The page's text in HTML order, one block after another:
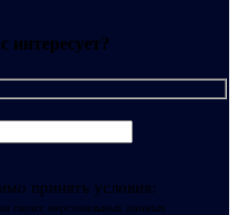
интересует?
принять условия:
своих персональных данных